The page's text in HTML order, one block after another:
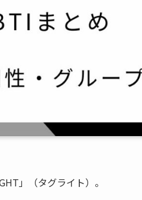
」（タグライト）。